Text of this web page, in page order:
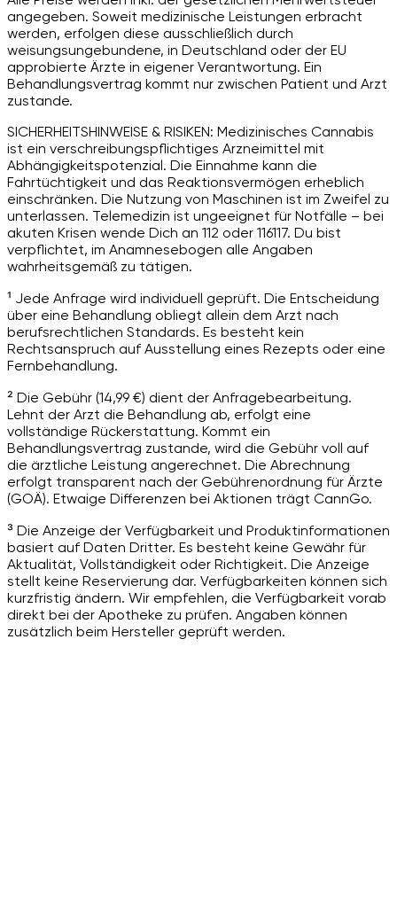
angegeben. Soweit medizinische Leistungen erbracht
werden, erfolgen diese ausschließlich durch
weisungsungebundene, in Deutschland oder der EU
approbierte Ärzte in eigener Verantwortung. Ein
Behandlungsvertrag kommt nur zwischen Patient und Arzt
zustande.
SICHERHEITSHINWEISE & RISIKEN: Medizinisches Cannabis
ist ein verschreibungspflichtiges Arzneimittel mit
Abhängigkeitspotenzial. Die Einnahme kann die
Fahrtüchtigkeit und das Reaktionsvermögen erheblich
einschränken. Die Nutzung von Maschinen ist im Zweifel zu
unterlassen. Telemedizin ist ungeeignet für Notfälle – bei
akuten Krisen wende Dich an 112 oder 116117. Du bist
verpflichtet, im Anamnesebogen alle Angaben
wahrheitsgemäß zu tätigen.
¹ Jede Anfrage wird individuell geprüft. Die Entscheidung
über eine Behandlung obliegt allein dem Arzt nach
berufsrechtlichen Standards. Es besteht kein
Rechtsanspruch auf Ausstellung eines Rezepts oder eine
Fernbehandlung.
² Die Gebühr (14,99 €) dient der Anfragebearbeitung.
Lehnt der Arzt die Behandlung ab, erfolgt eine
vollständige Rückerstattung. Kommt ein
Behandlungsvertrag zustande, wird die Gebühr voll auf
die ärztliche Leistung angerechnet. Die Abrechnung
erfolgt transparent nach der Gebührenordnung für Ärzte
(GOÄ). Etwaige Differenzen bei Aktionen trägt CannGo.
³ Die Anzeige der Verfügbarkeit und Produktinformationen
basiert auf Daten Dritter. Es besteht keine Gewähr für
Aktualität, Vollständigkeit oder Richtigkeit. Die Anzeige
stellt keine Reservierung dar. Verfügbarkeiten können sich
kurzfristig ändern. Wir empfehlen, die Verfügbarkeit vorab
direkt bei der Apotheke zu prüfen. Angaben können
zusätzlich beim Hersteller geprüft werden.